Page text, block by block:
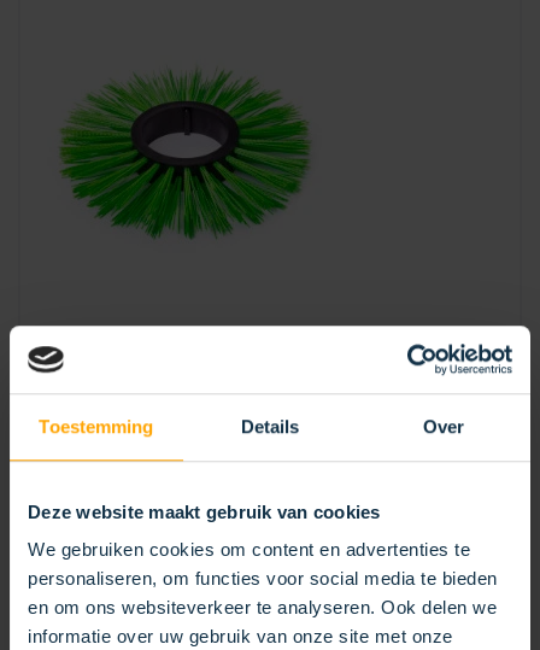
Toestemming Details Over
Deze website maakt gebruik van cookies
We gebruiken cookies om content en advertenties te
personaliseren, om functies voor social media te bieden
en om ons websiteverkeer te analyseren. Ook delen we
informatie over uw gebruik van onze site met onze
BÜRSTENRING GESTANZT